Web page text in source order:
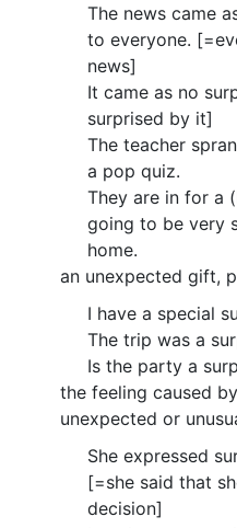
The news came
to everyone.
news]
It came as no
surprised by it]
The teacher
a pop quiz.
They are in for a
going to be very
home.
an unexpected gift,
I have a special
The trip was a
Is the party a
the feeling caused
unexpected or
She expressed
[=she said that
decision]